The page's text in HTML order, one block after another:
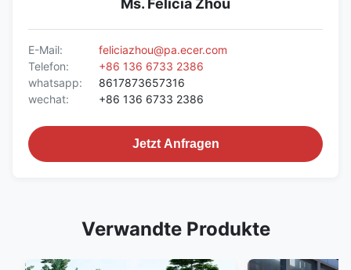
E-Mail:
feliciazhou@pa.ecer.com
Telefon:
+86 136 6733 2386
whatsapp:
8617873657316
wechat:
+86 136 6733 2386
Jetzt Anfragen
Verwandte Produkte